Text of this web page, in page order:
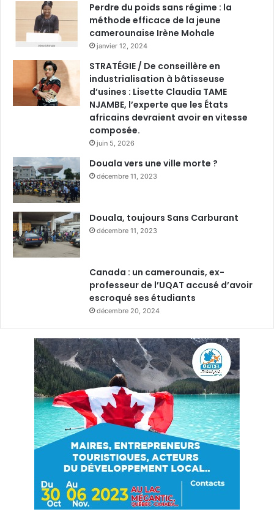
Perdre du poids sans régime : la
méthode efficace de la jeune
camerounaise Irène Mohale
janvier 12, 2024
STRATÉGIE / De conseillère en
industrialisation à bâtisseuse
d’usines : Lisette Claudia TAME
NJAMBE, l’experte que les États
africains devraient avoir en vitesse
composée.
juin 5, 2026
Douala vers une ville morte ?
décembre 11, 2023
Douala, toujours Sans Carburant
décembre 11, 2023
Canada : un camerounais, ex-
professeur de l’UQAT accusé d’avoir
escroqué ses étudiants
décembre 20, 2024